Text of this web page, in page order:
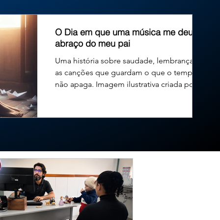
O Dia em que uma música me deu um
abraço do meu pai
Uma história sobre saudade, lembranças e
as canções que guardam o que o tempo
não apaga. Imagem ilustrativa criada por